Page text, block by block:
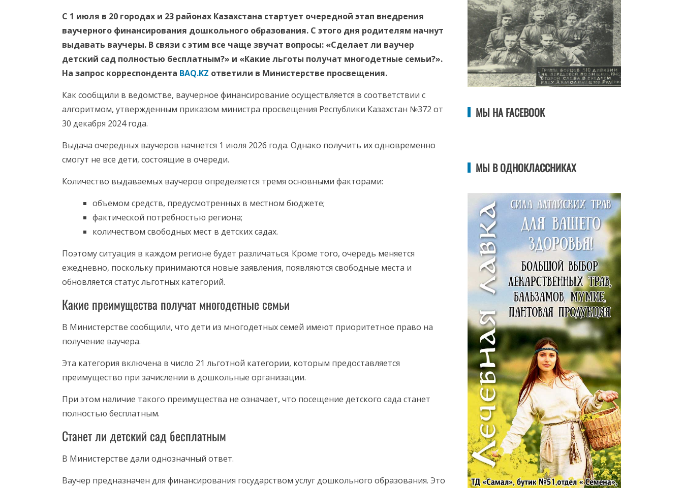
С 1 июля в 20 городах и 23 районах Казахстана стартует очередной этап внедрения
ваучерного финансирования дошкольного образования. С этого дня родителям начнут
выдавать ваучеры. В связи с этим все чаще звучат вопросы: «Сделает ли ваучер
детский сад полностью бесплатным?» и «Какие льготы получат многодетные семьи?».
На запрос корреспондента BAQ.KZ ответили в Министерстве просвещения.
Как сообщили в ведомстве, ваучерное финансирование осуществляется в соответствии с
алгоритмом, утвержденным приказом министра просвещения Республики Казахстан №372 от
30 декабря 2024 года.
Выдача очередных ваучеров начнется 1 июля 2026 года. Однако получить их одновременно
смогут не все дети, состоящие в очереди.
Количество выдаваемых ваучеров определяется тремя основными факторами:
объемом средств, предусмотренных в местном бюджете;
фактической потребностью региона;
количеством свободных мест в детских садах.
Поэтому ситуация в каждом регионе будет различаться. Кроме того, очередь меняется
ежедневно, поскольку принимаются новые заявления, появляются свободные места и
обновляется статус льготных категорий.
Какие преимущества получат многодетные семьи
В Министерстве сообщили, что дети из многодетных семей имеют приоритетное право на
получение ваучера.
Эта категория включена в число 21 льготной категории, которым предоставляется
преимущество при зачислении в дошкольные организации.
При этом наличие такого преимущества не означает, что посещение детского сада станет
полностью бесплатным.
Станет ли детский сад бесплатным
В Министерстве дали однозначный ответ.
Ваучер предназначен для финансирования государством услуг дошкольного образования. Это
МЫ НА FACEBOOK
МЫ В ОДНОКЛАССНИКАХ